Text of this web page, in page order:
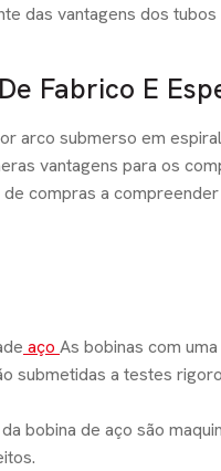
das vantagens dos
Fabrico E
submerso em
vantagens para os
compras a
aço As bobinas com
submetidas a testes
bobina de aço são